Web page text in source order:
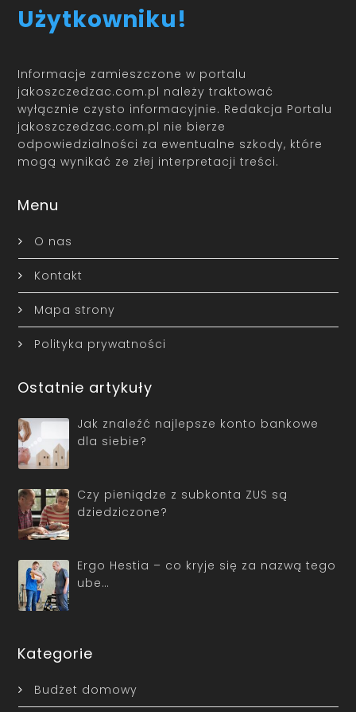
Użytkowniku!
Informacje zamieszczone w portalu
jakoszczedzac.com.pl należy traktować
wyłącznie czysto informacyjnie. Redakcja Portalu
jakoszczedzac.com.pl nie bierze
odpowiedzialności za ewentualne szkody, które
mogą wynikać ze złej interpretacji treści.
Menu
O nas
Kontakt
Mapa strony
Polityka prywatności
Ostatnie artykuły
Jak znaleźć najlepsze konto bankowe
dla siebie?
Czy pieniądze z subkonta ZUS są
dziedziczone?
Ergo Hestia – co kryje się za nazwą tego
ube…
Kategorie
Budżet domowy